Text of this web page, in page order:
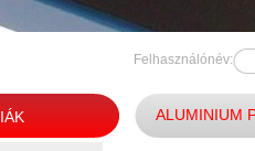
Felhasználónév:
ALUMINIUM